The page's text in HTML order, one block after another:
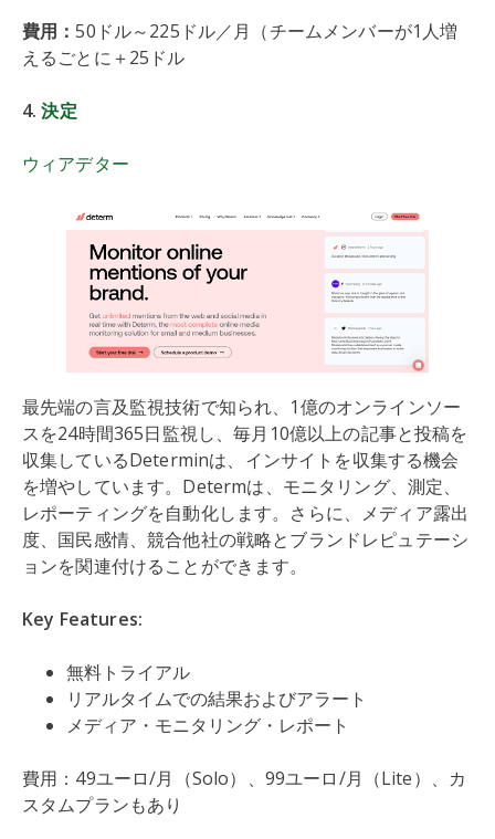
費用：50ドル～225ドル／月（チームメンバーが1人増
えるごとに＋25ドル
4.決定
ウィアデター
最先端の言及監視技術で知られ、1億のオンラインソー
スを24時間365日監視し、毎月10億以上の記事と投稿を
収集しているDeterminは、インサイトを収集する機会
を増やしています。Determは、モニタリング、測定、
レポーティングを自動化します。さらに、メディア露出
度、国民感情、競合他社の戦略とブランドレピュテーシ
ョンを関連付けることができます。
Key Features:
無料トライアル
リアルタイムでの結果およびアラート
メディア・モニタリング・レポート
費用：49ユーロ/月（Solo）、99ユーロ/月（Lite）、カ
スタムプランもあり